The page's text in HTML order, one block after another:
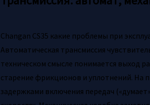
Changan CS35 какие проблемы при
Автоматическая трансмиссия
техническом смысле понимается выход
старение фрикционов и уплотнений. На
задержками включения передач